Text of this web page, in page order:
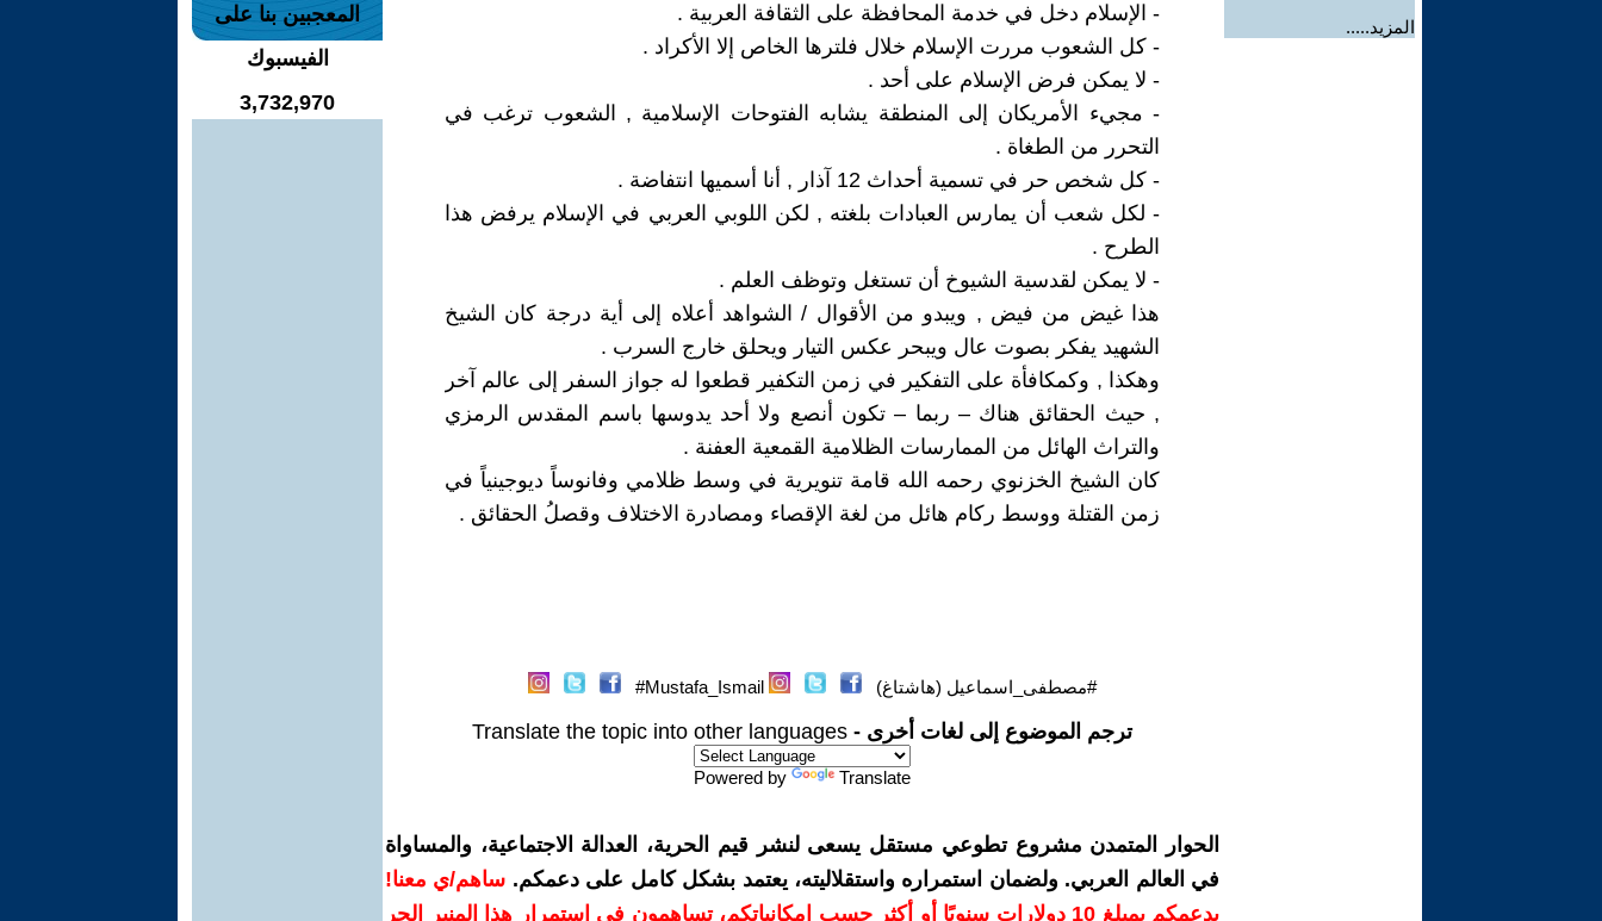
المزيد.....
- الإسلام دخل في خدمة المحافظة على الثقافة العربية .
- كل الشعوب مررت الإسلام خلال فلترها الخاص إلا الأكراد .
- لا يمكن فرض الإسلام على أحد .
- مجيء الأمريكان إلى المنطقة يشابه الفتوحات الإسلامية , الشعوب ترغب في
التحرر من الطغاة .
- كل شخص حر في تسمية أحداث 12 آذار , أنا أسميها انتفاضة .
- لكل شعب أن يمارس العبادات بلغته , لكن اللوبي العربي في الإسلام يرفض هذا
الطرح .
- لا يمكن لقدسية الشيوخ أن تستغل وتوظف العلم .
هذا غيض من فيض , ويبدو من الأقوال / الشواهد أعلاه إلى أية درجة كان الشيخ
الشهيد يفكر بصوت عال ويبحر عكس التيار ويحلق خارج السرب .
وهكذا , وكمكافأة على التفكير في زمن التكفير قطعوا له جواز السفر إلى عالم آخر
, حيث الحقائق هناك – ربما – تكون أنصع ولا أحد يدوسها باسم المقدس الرمزي
والتراث الهائل من الممارسات الظلامية القمعية العفنة .
كان الشيخ الخزنوي رحمه الله قامة تنويرية في وسط ظلامي وفانوساً ديوجينياً في
زمن القتلة ووسط ركام هائل من لغة الإقصاء ومصادرة الاختلاف وقصلُ الحقائق .
#مصطفى_اسماعيل (هاشتاغ) Mustafa_Ismail#
ترجم الموضوع إلى لغات أخرى - Translate the topic into other languages
Powered by Translate
الحوار المتمدن مشروع تطوعي مستقل يسعى لنشر قيم الحرية، العدالة الاجتماعية، والمساواة
في العالم العربي. ولضمان استمراره واستقلاليته، يعتمد بشكل كامل على دعمكم. ساهم/ي معنا!
بدعمكم بمبلغ 10 دولارات سنويًا أو أكثر حسب إمكانياتكم، تساهمون في استمرار هذا المنبر الحر
المعجبين بنا على
الفيسبوك
3,732,970